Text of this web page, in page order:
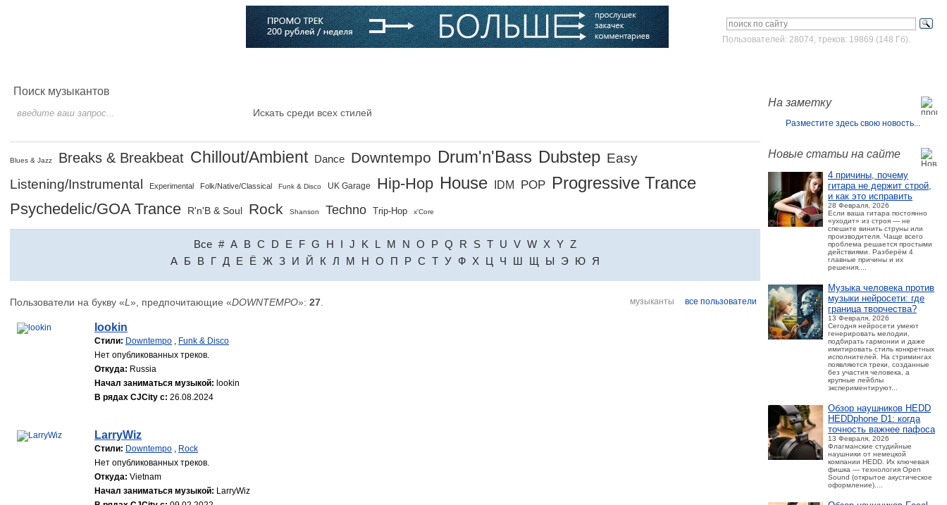
Пользователей: 28074, треков: 19869 (148 Гб).
На заметку
Разместите здесь свою новость...
Новые статьи на сайте
4 причины, почему
гитара не держит строй,
и как это исправить
28 Февраля, 2026
Если ваша гитара постоянно
«уходит» из строя — не
спешите винить струны или
производителя. Чаще всего
проблема решается простыми
действиями. Разберём 4
главные причины и их
решения....
Музыка человека против
музыки нейросети: где
граница творчества?
13 Февраля, 2026
Сегодня нейросети умеют
генерировать мелодии,
подбирать гармонии и даже
имитировать стиль конкретных
исполнителей. На стримингах
появляются треки, созданные
без участия человека, а
крупные лейблы
экспериментируют...
Обзор наушников HEDD
HEDDphone D1: когда
точность важнее пафоса
13 Февраля, 2026
Флагманские студийные
наушники от немецкой
компании HEDD. Их ключевая
фишка — технология Open
Sound (открытое акустическое
оформление)....
Поиск музыкантов
Искать среди всех стилей
Blues & Jazz Breaks & Breakbeat Chillout/Ambient Dance Downtempo Drum'n'Bass Dubstep Easy
Listening/Instrumental
Experimental Folk/Native/Classical Funk & Disco UK Garage Hip-Hop House IDM POP Progressive Trance
Psychedelic/GOA Trance R'n'B & Soul Rock Shanson Techno Trip-Hop x'Core
Все # A B C D E F G H I J K L M N O P Q R S T U V W X Y Z
A Б В Г Д Е Ё Ж З И Й К Л М Н О П Р С Т У Ф Х Ц Ч Ш Щ Ы Э Ю Я
Пользователи на букву «L », предпочитающие «DOWNTEMPO»: 27 все пользователи
музыканты
lookin
Стили: Downtempo , Funk & Disco
Нет опубликованных треков.
Откуда: Russia
Начал заниматься музыкой: lookin
В рядах CJCity с: 26.08.2024
LarryWiz
Стили: Downtempo , Rock
Нет опубликованных треков.
Откуда: Vietnam
Начал заниматься музыкой: LarryWiz